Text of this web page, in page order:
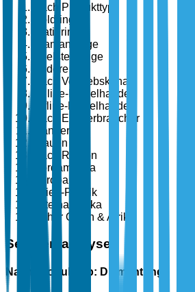
Nach Produkttyp
Goldringe
Platinringe
Diamantringe
Edelsteinringe
Andere
Nach Vertriebskanal
Online-Einzelhandel
Offline-Einzelhandel
Nach Endverbraucher
Männer
Frauen
Nach Region
Nordamerika
Europa
Asien-Pazifik
Lateinamerika
Naher Osten & Afrika
Segmentanalyse
Nach Produkttyp: Diamantringe